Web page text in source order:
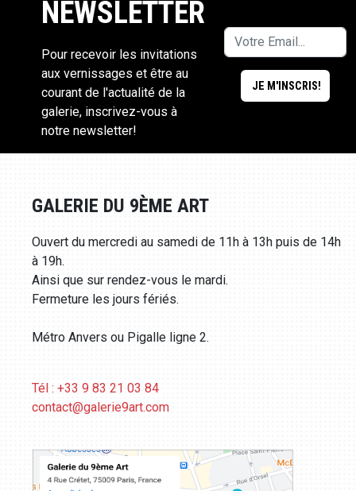
NEWSLETTER
Pour recevoir les invitations
aux vernissages et être au
courant de l'actualité de la
galerie, inscrivez-vous à
notre newsletter!
GALERIE DU 9ÈME ART
Ouvert du mercredi au samedi de 11h à 13h puis de 14h
à 19h.
Ainsi que sur rendez-vous le mardi.
Fermeture les jours fériés.
Métro Anvers ou Pigalle ligne 2.
Tél : +33 9 83 21 03 84
contact@galerie9art.com